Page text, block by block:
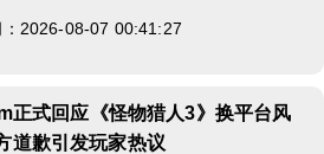
：2026-08-07 00:41:27
正式回应《怪物猎人3》换平台风
道歉引发玩家热议